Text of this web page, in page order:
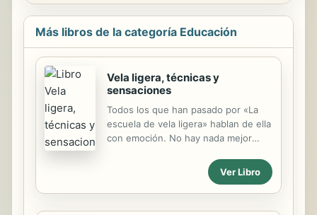
Más libros de la categoría Educación
Vela ligera, técnicas y
sensaciones
Todos los que han pasado por «La
escuela de vela ligera» hablan de ella
con emoción. No hay nada mejor
ligera. Para poder manejar estas
pequeñas embarcaciones ligeras y
de vela, es necesario asociar las
capacidades
Ver Libro